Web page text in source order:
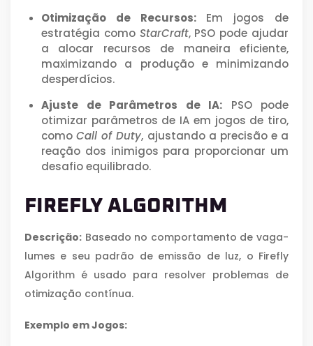
Otimização de Recursos:Em jogos de
estratégia como StarCraft, PSO pode ajudar
a alocar recursos de maneira eficiente,
maximizando a produção e minimizando
desperdícios.
Ajuste de Parâmetros de IA: PSO pode
otimizar parâmetros de IA em jogos de tiro,
comoCall of Duty, ajustando a precisão e a
reação dos inimigos para proporcionar um
desafio equilibrado.
FIREFLY ALGORITHM
Descrição: Baseado no comportamento de vaga-
lumes e seu padrão de emissão de luz, o Firefly
Algorithm é usado para resolver problemas de
otimização contínua.
Exemplo em Jogos: